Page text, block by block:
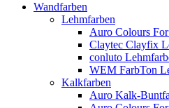
Wandfarben
Lehmfarben
Auro Colours
Claytec Clayfix
conluto
WEM FarbTon
Kalkfarben
Auro Kalk-